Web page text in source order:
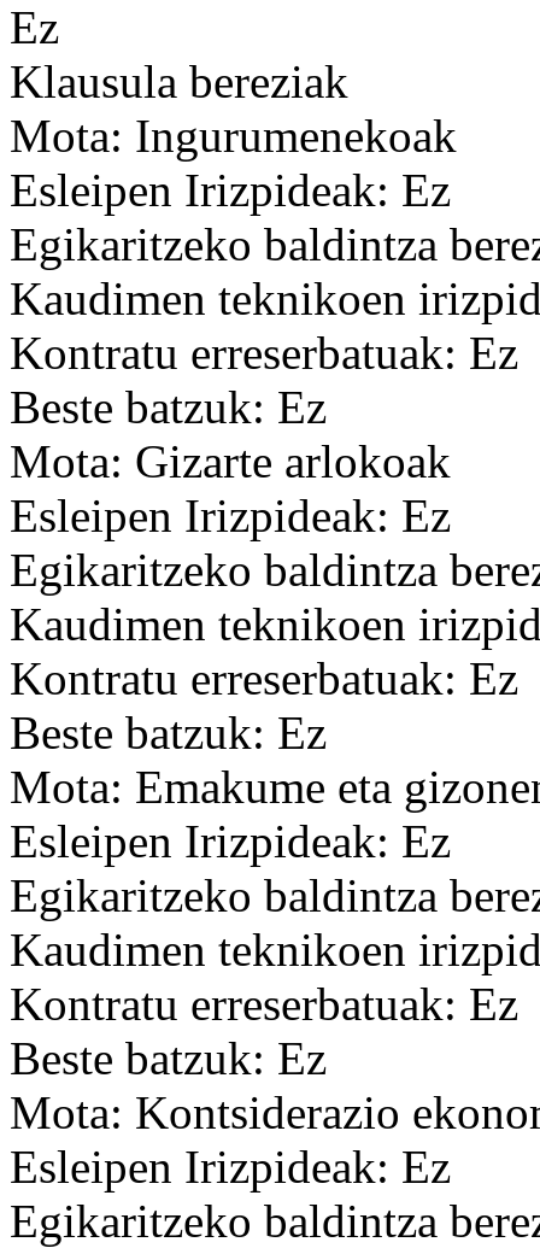
Ez
Klausula bereziak
Mota: Ingurumenekoak
Esleipen Irizpideak: Ez
Egikaritzeko baldintza
Kaudimen teknikoen
Kontratu erreserbatuak: Ez
Beste batzuk: Ez
Mota: Gizarte arlokoak
Esleipen Irizpideak: Ez
Egikaritzeko baldintza
Kaudimen teknikoen
Kontratu erreserbatuak: Ez
Beste batzuk: Ez
Mota: Emakume eta
Esleipen Irizpideak: Ez
Egikaritzeko baldintza
Kaudimen teknikoen
Kontratu erreserbatuak: Ez
Beste batzuk: Ez
Mota: Kontsiderazio
Esleipen Irizpideak: Ez
Egikaritzeko baldintza